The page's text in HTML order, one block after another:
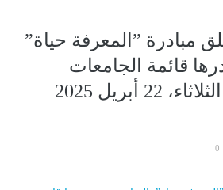
مبادرة ”المعرفة حياة”
قائمة الجامعات
المصرية...اليوم الثلاثاء، 22 أبريل 2025
0